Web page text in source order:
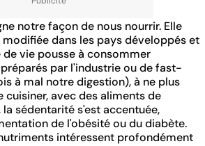
notre façon de nous nourrir. Elle
dans les pays développés et
vie pousse à consommer
par l'industrie ou de fast-
à mal notre digestion), à ne plus
cuisiner, avec des aliments de
la sédentarité s'est accentuée,
de l'obésité ou du diabète.
intéressent profondément